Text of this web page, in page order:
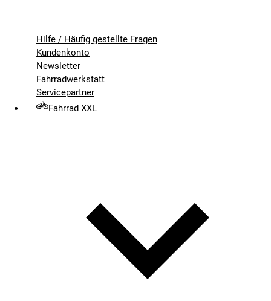
Hilfe / Häufig gestellte Fragen
Kundenkonto
Newsletter
Fahrradwerkstatt
Servicepartner
Fahrrad XXL